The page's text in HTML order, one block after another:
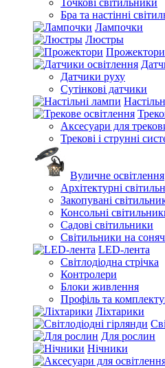
Точкові світильники
Бра та настінні
Лампочки
Люстры
Прожектори
Датчики руху
Сутінкові датчики
Аксесуари для
Трекові і струнні
Вуличне освітлення
Архітектурні
Закопувані
Консольні
Садові світильники
Світильники на
LED-лента
Світлодіодна стрічка
Контролери
Блоки живлення
Профіль та
Ліхтарики
Для рослин
Нічники